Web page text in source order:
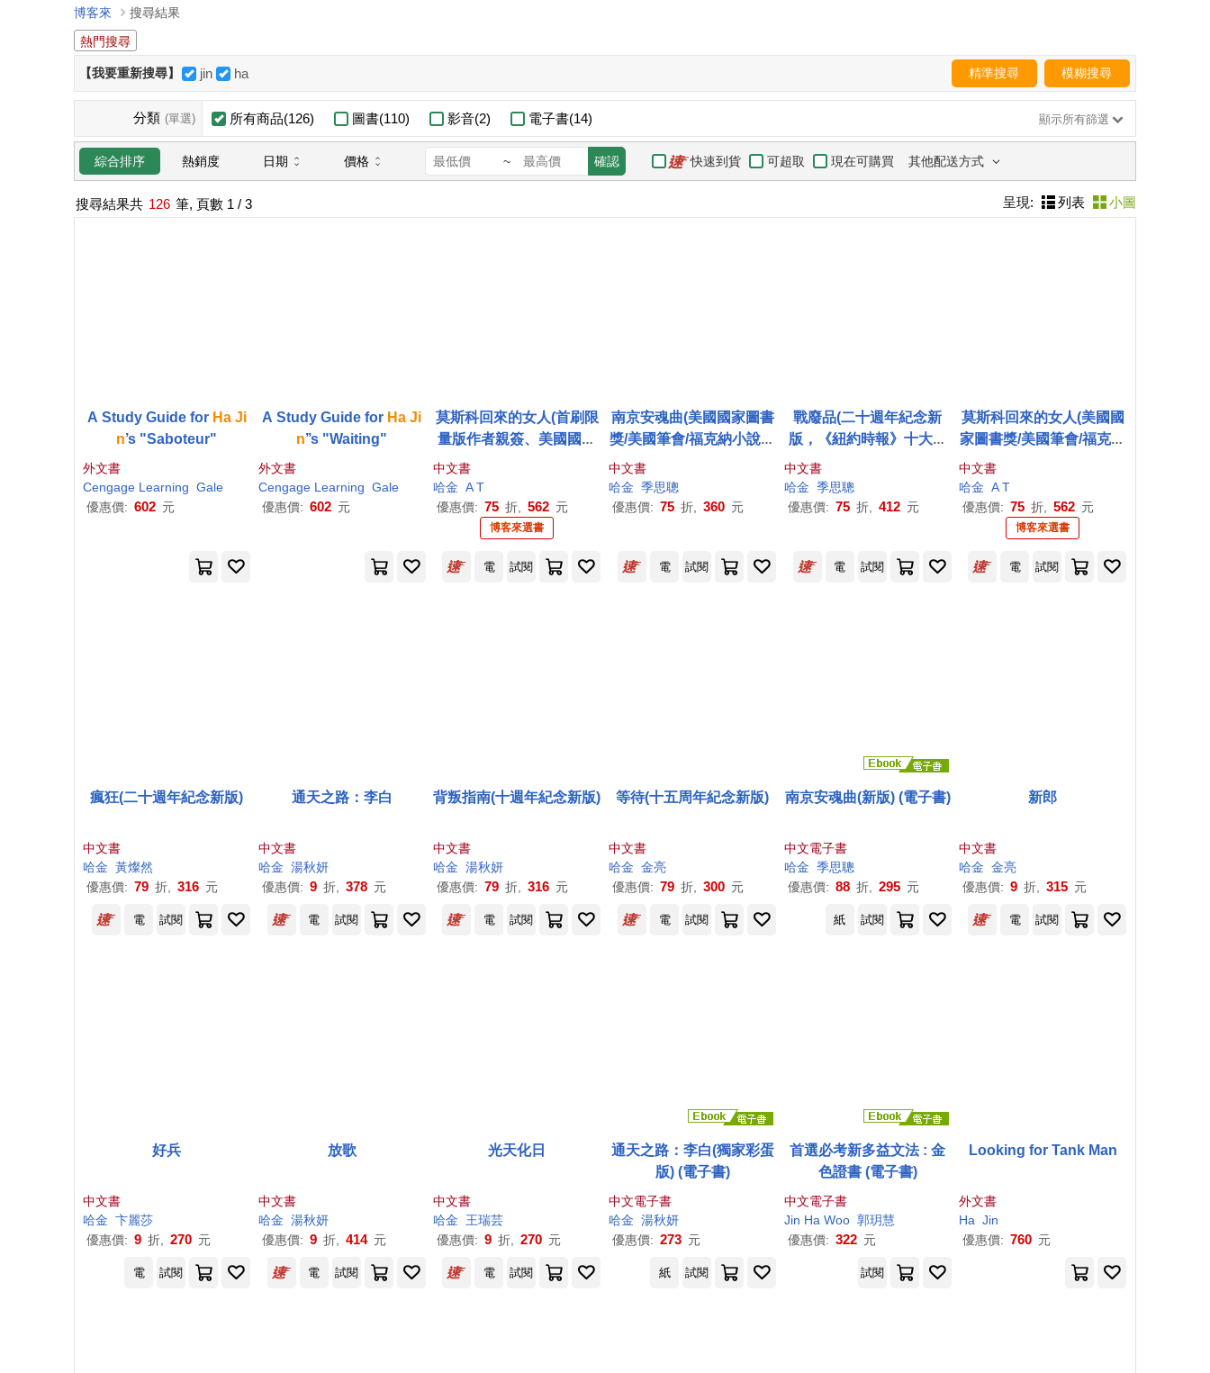
博客來
搜尋結果
熱門搜尋
【我要重新搜尋】 jin ha 精準搜尋 模糊搜尋
分類 (單選) 所有商品(126) 圖書(110) 影音(2) 電子書(14) 顯示所有篩選
綜合排序 熱銷度 日期 價格 ~ 確認 快速到貨 可超取 現在可購買 其他配送方式
搜尋結果共 126 筆, 頁數 1 / 3 呈現: 列表 小圖
A Study Guide for Ha Ji
n’s "Saboteur"
外文書
Cengage Learning Gale
優惠價: 602 元
A Study Guide for Ha Ji
n’’s "Waiting"
外文書
Cengage Learning Gale
優惠價: 602 元
莫斯科回來的女人(首刷限
量版作者親簽、美國國家
圖書獎/美國筆會/福克納小
說獎得主哈金最新長篇小
說)
中文書
哈金 A T
優惠價: 75 折, 562 元
博客來選書
南京安魂曲(美國國家圖書
獎/美國筆會/福克納小說獎
得主哈金經典長篇小說新
中文書
哈金 季思聰
優惠價: 75 折, 360 元
戰廢品(二十週年紀念新
版，《紐約時報》十大好
書、美國筆會/福克納小說
獎，普立茲獎入圍，哈金
經典長篇小說)
中文書
哈金 季思聰
優惠價: 75 折, 412 元
莫斯科回來的女人(美國國
家圖書獎/美國筆會/福克納
小說獎得主哈金最新長篇
中文書
哈金 A T
優惠價: 75 折, 562 元
博客來選書
電 試閱 電 試閱 電 試閱 電 試閱
瘋狂(二十週年紀念新版)
中文書
哈金 黃燦然
優惠價: 79 折, 316 元
通天之路：李白
中文書
哈金 湯秋妍
優惠價: 9 折, 378 元
背叛指南(十週年紀念新版)
中文書
哈金 湯秋妍
優惠價: 79 折, 316 元
等待(十五周年紀念新版)
中文書
哈金 金亮
優惠價: 79 折, 300 元
南京安魂曲(新版) (電子書)
中文電子書
哈金 季思聰
優惠價: 88 折, 295 元
新郎
中文書
哈金 金亮
優惠價: 9 折, 315 元
電 試閱 電 試閱 電 試閱 電 試閱 紙 試閱 電 試閱
好兵
中文書
哈金 卞麗莎
優惠價: 9 折, 270 元
放歌
中文書
哈金 湯秋妍
優惠價: 9 折, 414 元
光天化日
中文書
哈金
王瑞芸
優惠價: 9 折, 270 元
通天之路：李白(獨家彩蛋
版) (電子書)
中文電子書
哈金 湯秋妍
優惠價: 273 元
首選必考新多益文法 : 金
色證書 (電子書)
中文電子書
Jin Ha Woo 郭玥慧
優惠價: 322 元
Looking for Tank Man
外文書
Ha Jin
優惠價: 760 元
電 試閱 電 試閱 電 試閱 紙 試閱 試閱